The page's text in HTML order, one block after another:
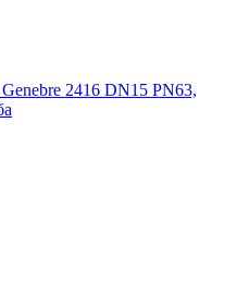
2416 DN15 PN63,